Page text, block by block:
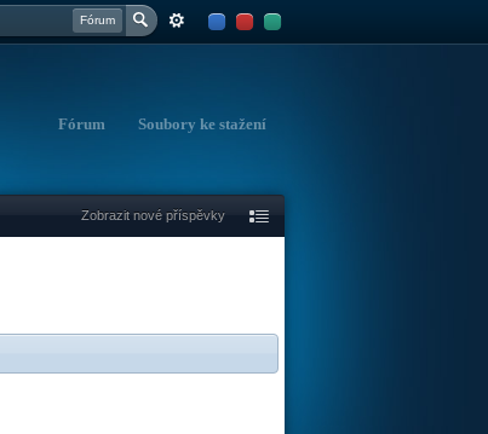
Fórum
Fórum Soubory ke stažení
Zobrazit nové příspěvky